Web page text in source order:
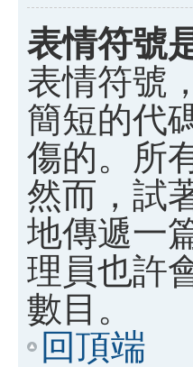
表情符號
表情符號
簡短的代
傷的。所
然而，試
地傳遞一
理員也許
數目。
回頂端